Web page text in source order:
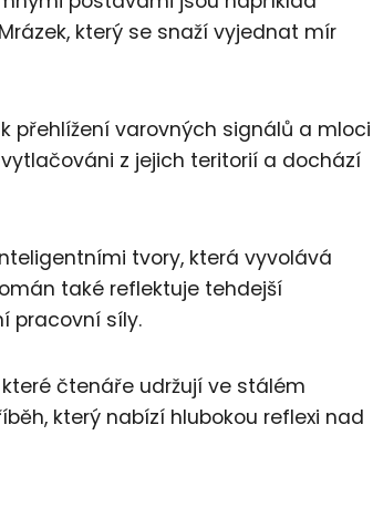
který se snaží vyjednat mír
přehlížení varovných signálů a mloci
z jejich teritorií a dochází
tvory, která vyvolává
také reflektuje tehdejší
pracovní síly.
čtenáře udržují ve stálém
který nabízí hlubokou reflexi nad